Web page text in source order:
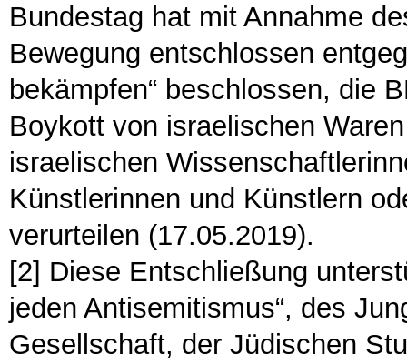
Bundestag hat mit Annahme
Bewegung entschlossen
bekämpfen“ beschlossen, die
Boykott von israelischen
israelischen
Künstlerinnen und Künstlern
verurteilen (17.05.2019).
[2] Diese Entschließung
jeden Antisemitismus“, des
Gesellschaft, der Jüdischen